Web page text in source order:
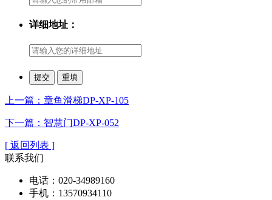
详细地址：
上一篇：章鱼滑梯DP-XP-105
下一篇：智慧门DP-XP-052
[ 返回列表 ]
联系我们
电话：020-34989160
手机：13570934110